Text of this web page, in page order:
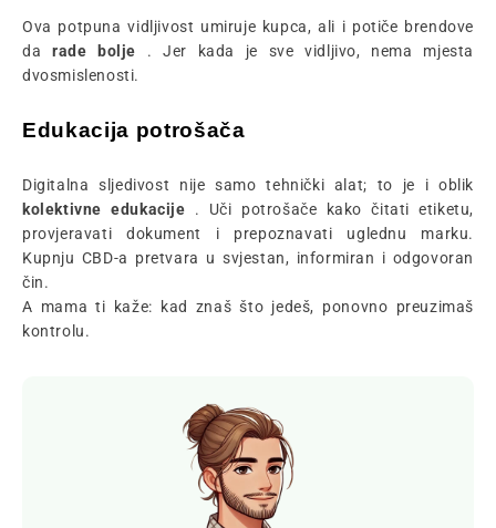
Ova potpuna vidljivost umiruje kupca, ali i potiče brendove
da rade bolje . Jer kada je sve vidljivo, nema mjesta
dvosmislenosti.
Edukacija potrošača
Digitalna sljedivost nije samo tehnički alat; to je i oblik
kolektivne edukacije . Uči potrošače kako čitati etiketu,
provjeravati dokument i prepoznavati uglednu marku.
Kupnju CBD-a pretvara u svjestan, informiran i odgovoran
čin.
A mama ti kaže: kad znaš što jedeš, ponovno preuzimaš
kontrolu.